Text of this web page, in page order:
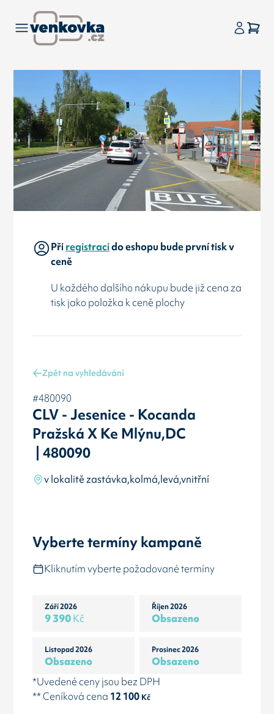
Přiregistracido eshopu bude první tisk v
ceně
U každého dalšího nákupu bude již cena za
tisk jako položka k ceně plochy
Zpět na vyhledávání
#480090
CLV - Jesenice - Kocanda
Pražská X Ke Mlýnu,DC
| 480090
v lokalitě zastávka,kolmá,levá,vnitřní
Vyberte termíny kampaně
Kliknutím vyberte požadované termíny
Září 2026
9 390Kč
Říjen 2026
Obsazeno
Listopad 2026
Obsazeno
Prosinec 2026
Obsazeno
*Uvedené ceny jsou bez DPH
** Ceníková cena 12 100Kč